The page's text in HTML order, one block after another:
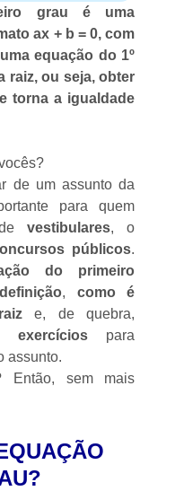
grau é uma
ax + b = 0, com
equação do 1º
raiz, ou seja, obter
torna a igualdade
de um assunto da
para quem
devestibulares, o
públicos.
do primeiro
definição, como é
raize, de quebra,
exercícios para
assunto.
Então, sem mais